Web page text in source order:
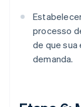
processo
de que
demanda.